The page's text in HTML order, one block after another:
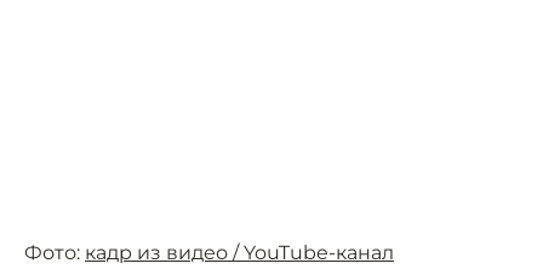
Фото: кадр из видео / YouTube-канал